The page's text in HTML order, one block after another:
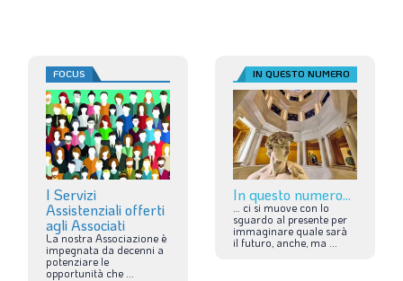
FOCUS
I Servizi
Assistenziali offerti
agli Associati
La nostra Associazione è
impegnata da decenni a
potenziare le
opportunità che
IN QUESTO NUMERO
In questo numero...
ci si muove con lo
sguardo al presente per
immaginare quale sarà
il futuro, anche, ma